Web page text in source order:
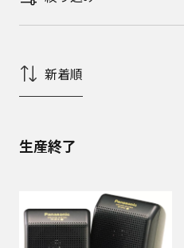
新着順
生産終了